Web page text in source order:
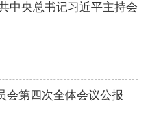
中央总书记习近平主持会
会第四次全体会议公报